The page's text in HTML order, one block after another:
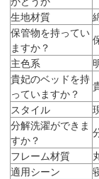
生地材質
保管物を持ってい
ますか？
主色系
貴妃のベッドを持
っていますか？
スタイル
分解洗濯ができま
すか？
フレーム材質
適用シーン